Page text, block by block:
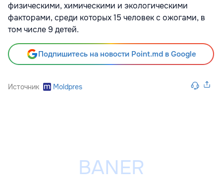
физическими, химическими и экологическими
факторами, среди которых 15 человек с ожогами, в
том числе 9 детей.
Подпишитесь на новости Point.md в Google
Источник Moldpres